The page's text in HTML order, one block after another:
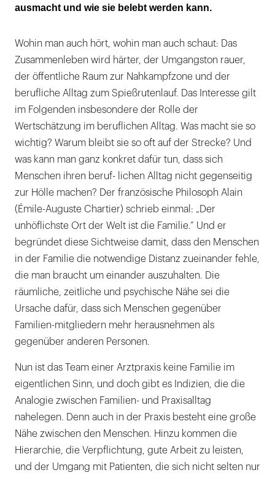
Wider den Tunnelblick
Info
Über die Autoren
ausmacht und wie sie belebt werden kann.
Wohin man auch hört, wohin man auch schaut: Das
Zusammenleben wird härter, der Umgangston rauer,
der öffentliche Raum zur Nahkampfzone und der
berufliche Alltag zum Spießrutenlauf. Das Interesse gilt
im Folgenden insbesondere der Rolle der
Wertschätzung im beruflichen Alltag. Was macht sie so
wichtig? Warum bleibt sie so oft auf der Strecke? Und
was kann man ganz konkret dafür tun, dass sich
Menschen ihren beruf- lichen Alltag nicht gegenseitig
zur Hölle machen? Der französische Philosoph Alain
(Émile-Auguste Chartier) schrieb einmal: „Der
unhöflichste Ort der Welt ist die Familie.“ Und er
begründet diese Sichtweise damit, dass den Menschen
in der Familie die notwendige Distanz zueinander fehle,
die man braucht um einander auszuhalten. Die
räumliche, zeitliche und psychische Nähe sei die
Ursache dafür, dass sich Menschen gegenüber
Familien-mitgliedern mehr herausnehmen als
gegenüber anderen Personen.
Nun ist das Team einer Arztpraxis keine Familie im
eigentlichen Sinn, und doch gibt es Indizien, die die
Analogie zwischen Familien- und Praxisalltag
nahelegen. Denn auch in der Praxis besteht eine große
Nähe zwischen den Menschen. Hinzu kommen die
Hierarchie, die Verpflichtung, gute Arbeit zu leisten,
und der Umgang mit Patienten, die sich nicht selten nur